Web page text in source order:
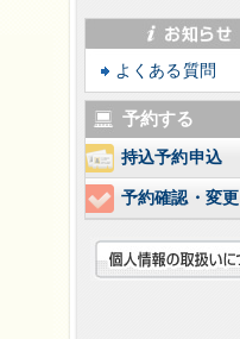
よくある質問
予約する
持込予約申込
予約確認・変更